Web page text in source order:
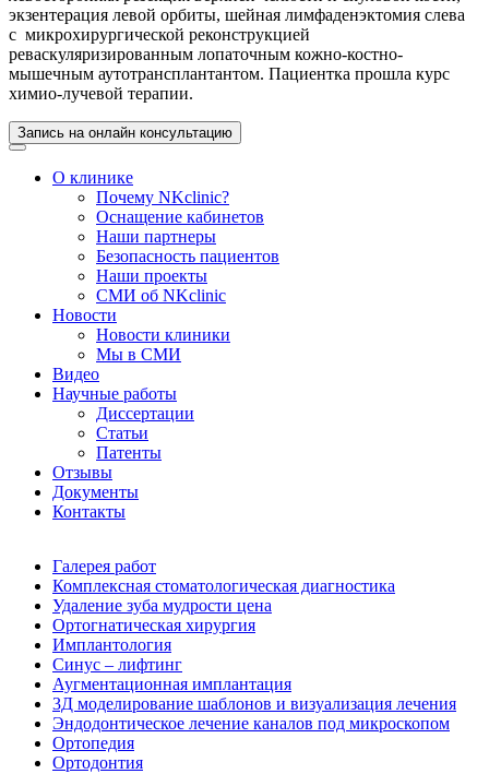
экзентерация левой орбиты, шейная лимфаденэктомия слева
с микрохирургической реконструкцией
реваскуляризированным лопаточным кожно-костно-
мышечным аутотрансплантантом. Пациентка прошла курс
химио-лучевой терапии.
Запись на онлайн консультацию
О клинике
Почему NKclinic?
Оснащение кабинетов
Наши партнеры
Безопасность пациентов
Наши проекты
СМИ об NKclinic
Новости
Новости клиники
Мы в СМИ
Видео
Научные работы
Диссертации
Статьи
Патенты
Отзывы
Документы
Контакты
Галерея работ
Комплексная стоматологическая диагностика
Удаление зуба мудрости цена
Ортогнатическая хирургия
Имплантология
Синус – лифтинг
Аугментационная имплантация
3Д моделирование шаблонов и визуализация лечения
Эндодонтическое лечение каналов под микроскопом
Ортопедия
Ортодонтия